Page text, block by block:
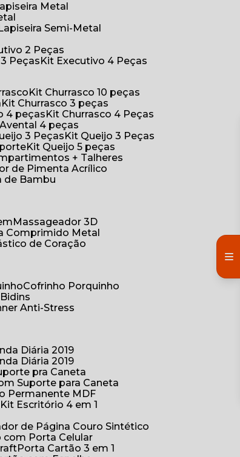
Metal
Semi-Metal
2 Peças
3 Peças
Kit Executivo 4 Peças
Kit Churrasco 10 peças
Kit Churrasco 3 peças
4 peças
Kit Churrasco 4 Peças
Avental 4 peças
3 Peças
Kit Queijo 3 Peças
Kit Queijo 5 peças
+ Talheres
de Pimenta Acrílico
de Bambu
Massageador 3D
Comprimido Metal
de Coração
Cofrinho Porquinho
Anti-Stress
Diária 2019
Diária 2019
pra Caneta
Suporte para Caneta
Permanente MDF
Kit Escritório 4 em 1
de Página Couro Sintético
com Porta Celular
Porta Cartão 3 em 1